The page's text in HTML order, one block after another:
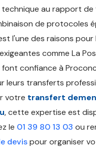
au rapport de
de protocoles
l'une des raisons pour
comme La
font confiance à
leurs transferts
votre transfert
, cette expertise est
le 01 39 80 13 03 ou
devispour organiser